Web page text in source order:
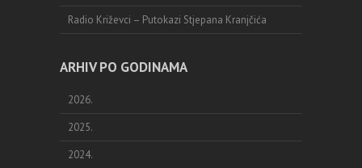
Radio Križevci – Putokazi Stjepana Kranjčića
ARHIV PO GODINAMA
2026.
2025.
2024.